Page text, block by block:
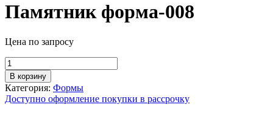
Памятник форма-008
Цена по запросу
Количество
товара
Памятник
форма-008
В корзину
Категория: Формы
Доступно оформление покупки в рассрочку